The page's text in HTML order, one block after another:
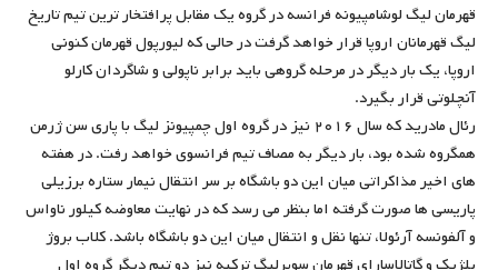
قهرمان لیگ لوشامپیونه فرانسه در گروه یک مقابل پرافتخار ترین تیم تاریخ
لیگ قهرمانان اروپا قرار خواهد گرفت در حالی که لیورپول قهرمان کنونی
اروپا، یک بار دیگر در مرحله گروهی باید برابر ناپولی و شاگردان کارلو
آنچلوتی قرار بگیرد.
رئال مادرید که سال ۲۰۱۶ نیز در گروه اول چمپیونز لیگ با پاری سن ژرمن
همگروه شده بود،‌ بار دیگر به مصاف تیم فرانسوی خواهد رفت. در هفته
های اخیر مذاکراتی میان این دو باشگاه بر سر انتقال نیمار ستاره برزیلی
پاریسی ها صورت گرفته اما بنظر می رسد که در نهایت معاوضه کیلور ناواس
و آلفونسه آرئولا، تنها نقل و انتقال میان این دو باشگاه باشد. کلاب بروژ
بلژیک و گاتالاسارای قهرمان سوپرلیگ ترکیه نیز دو تیم دیگر گروه اول